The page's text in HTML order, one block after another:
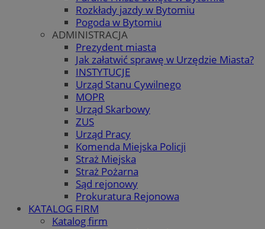
Rozkłady jazdy w Bytomiu
Pogoda w Bytomiu
ADMINISTRACJA
Prezydent miasta
Jak załatwić sprawę w Urzędzie Miasta?
INSTYTUCJE
Urząd Stanu Cywilnego
MOPR
Urząd Skarbowy
ZUS
Urząd Pracy
Komenda Miejska Policji
Straż Miejska
Straż Pożarna
Sąd rejonowy
Prokuratura Rejonowa
KATALOG FIRM
Katalog firm